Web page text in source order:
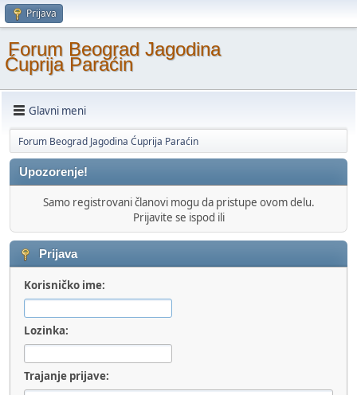
Prijava
Forum Beograd Jagodina
Ćuprija Paraćin
Glavni meni
Forum Beograd Jagodina Ćuprija Paraćin
Upozorenje!
Samo registrovani članovi mogu da pristupe ovom delu.
Prijavite se ispod ili
Prijava
Korisničko ime:
Lozinka:
Trajanje prijave: